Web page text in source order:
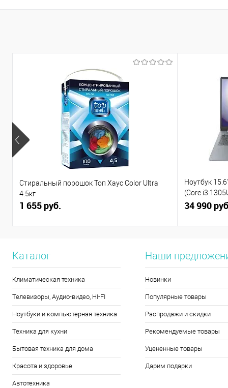
Стиральный порошок Топ Хаус Color Ultra
4.5кг
1 655 руб.
Ноутбук
(Core i3
(82X7004BPS)
34 990
Каталог
Климатическая техника
Телевизоры, Аудио-видео, HI-FI
Ноутбуки и компьютерная техника
Техника для кухни
Бытовая техника для дома
Красота и здоровье
Автотехника
Наши
Новинки
Популярные товары
Распродажи и скидки
Рекомендуемые товары
Уцененные товары
Дарим подарки